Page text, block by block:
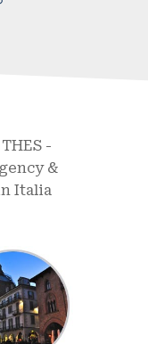
-
&
Italia